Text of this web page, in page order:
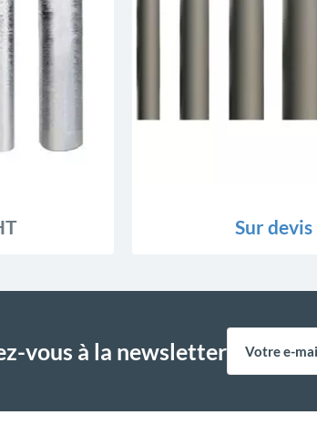
Sur devis
vous à la newsletter